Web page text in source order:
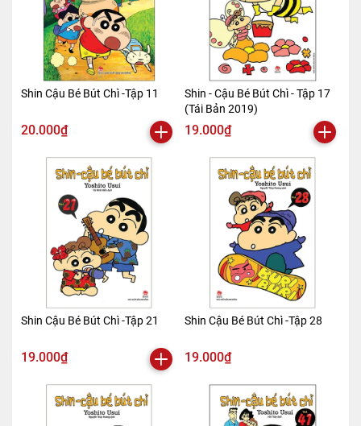
Shin Cậu Bé Bút Chì -Tập 11
20.000₫
Shin - Cậu Bé Bút Chì - Tập 17
(Tái Bản 2019)
19.000₫
Shin Cậu Bé Bút Chì -Tập 21
19.000₫
Shin Cậu Bé Bút Chì -Tập 28
19.000₫